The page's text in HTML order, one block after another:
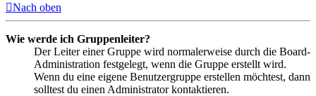
Nach oben
Wie werde ich Gruppenleiter?
Der Leiter einer Gruppe wird normalerweise durch die Board-
Administration festgelegt, wenn die Gruppe erstellt wird.
Wenn du eine eigene Benutzergruppe erstellen möchtest, dann
solltest du einen Administrator kontaktieren.